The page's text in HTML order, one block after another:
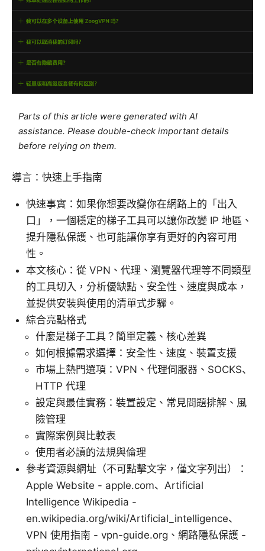
Parts of this article were generated with AI
assistance. Please double-check important details
before relying on them.
導言：快速上手指南
快速事實：如果你想要改變你在網路上的「出入
口」，一個穩定的梯子工具可以讓你改變 IP 地區、
提升隱私保護、也可能讓你享有更好的內容可用
性。
本文核心：從 VPN、代理、瀏覽器代理等不同類型
的工具切入，分析優缺點、安全性、速度與成本，
並提供安裝與使用的清單式步驟。
綜合亮點格式
什麼是梯子工具？簡單定義、核心差異
如何根據需求選擇：安全性、速度、裝置支援
市場上熱門選項：VPN、代理伺服器、SOCKS、
HTTP 代理
設定與最佳實務：裝置設定、常見問題排解、風
險管理
實際案例與比較表
使用者必讀的法規與倫理
參考資源與網址（不可點擊文字，僅文字列出）：
Apple Website - apple.com、Artificial
Intelligence Wikipedia -
en.wikipedia.org/wiki/Artificial_intelligence、
VPN 使用指南 - vpn-guide.org、網路隱私保護 -